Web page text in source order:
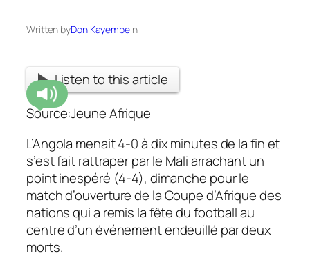
Written byDon Kayembein
Listen to this article
Source:Jeune Afrique
L’Angola menait 4-0 à dix minutes de la fin et
s’est fait rattraper par le Mali arrachant un
point inespéré (4-4), dimanche pour le
match d’ouverture de la Coupe d’Afrique des
nations qui a remis la fête du football au
centre d’un événement endeuillé par deux
morts.